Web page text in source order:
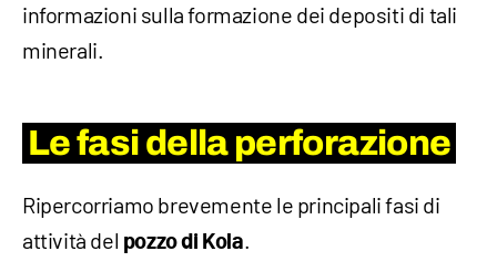
informazioni sulla formazione dei depositi di tali
minerali.
Le fasi della perforazione
Ripercorriamo brevemente le principali fasi di
attività del pozzo di Kola.